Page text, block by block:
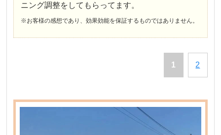
ニング調整をしてもらってます。
※お客様の感想であり、効果効能を保証するものではありません。
1 2